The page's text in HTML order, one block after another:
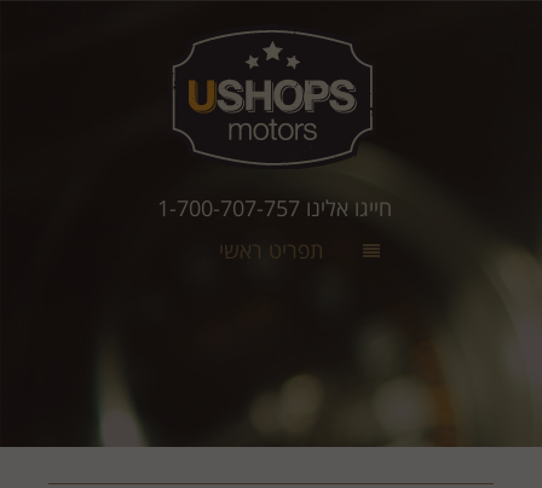
חייגו אלינו 1-700-707-757
תפריט ראשי